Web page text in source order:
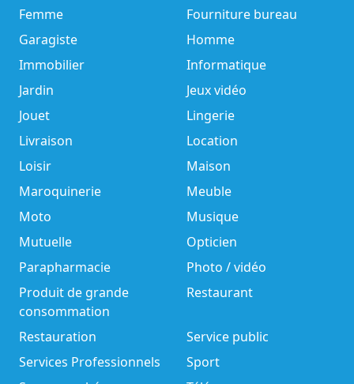
Femme
Fourniture bureau
Garagiste
Homme
Immobilier
Informatique
Jardin
Jeux vidéo
Jouet
Lingerie
Livraison
Location
Loisir
Maison
Maroquinerie
Meuble
Moto
Musique
Mutuelle
Opticien
Parapharmacie
Photo / vidéo
Produit de grande
consommation
Restaurant
Restauration
Service public
Services Professionnels
Sport